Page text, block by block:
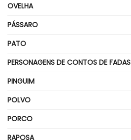
OVELHA
PÁSSARO
PATO
PERSONAGENS DE CONTOS DE FADAS
PINGUIM
POLVO
PORCO
RAPOSA